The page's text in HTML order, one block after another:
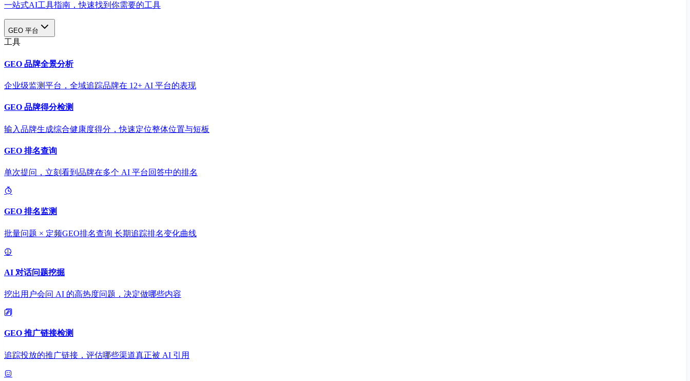
一站式AI工具指南，快速找到你需要的工具
GEO 平台
工具
GEO 品牌全景分析
企业级监测平台，全域追踪品牌在 12+ AI 平台的表现
GEO 品牌得分检测
输入品牌生成综合健康度得分，快速定位整体位置与短板
GEO 排名查询
单次提问，立刻看到品牌在多个 AI 平台回答中的排名
GEO 排名监测
批量问题 × 定频GEO排名查询 长期追踪排名变化曲线
AI 对话问题挖掘
挖出用户会问 AI 的高热度问题，决定做哪些内容
GEO 推广链接检测
追踪投放的推广链接，评估哪些渠道真正被 AI 引用